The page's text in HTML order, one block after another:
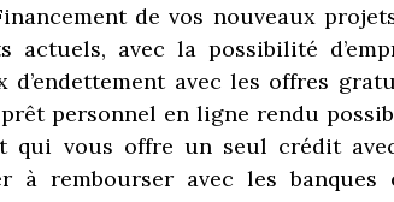
de vos nouveaux
actuels, avec la possibilité
d’endettement avec les offres
personnel en ligne rendu
qui vous offre un seul crédit
à rembourser avec les banques